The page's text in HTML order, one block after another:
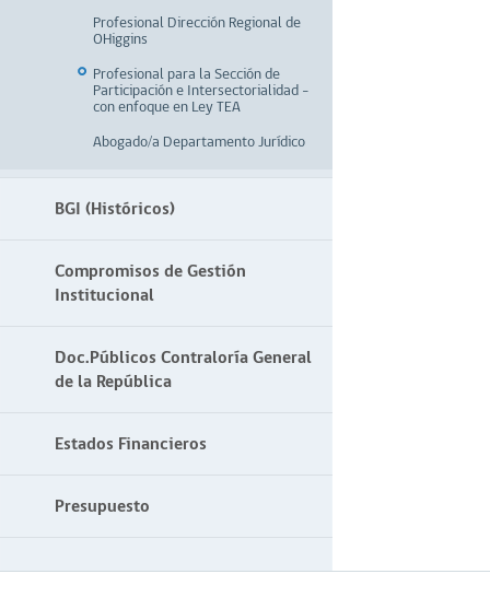
Profesional Dirección Regional de
OHiggins
Profesional para la Sección de
Participación e Intersectorialidad –
con enfoque en Ley TEA
Abogado/a Departamento Jurídico
BGI (Históricos)
Compromisos de Gestión
Institucional
Doc.Públicos Contraloría General
de la República
Estados Financieros
Presupuesto